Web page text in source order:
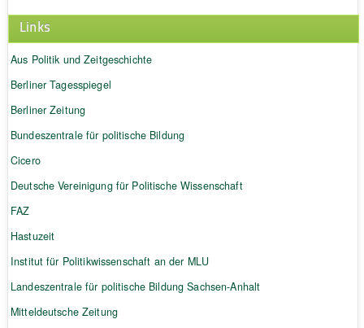
Links
Aus Politik und Zeitgeschichte
Berliner Tagesspiegel
Berliner Zeitung
Bundeszentrale für politische Bildung
Cicero
Deutsche Vereinigung für Politische Wissenschaft
FAZ
Hastuzeit
Institut für Politikwissenschaft an der MLU
Landeszentrale für politische Bildung Sachsen-Anhalt
Mitteldeutsche Zeitung